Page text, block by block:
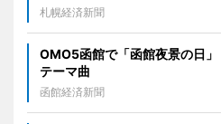
札幌経済新聞
OMO5函館で「函館夜景の日
テーマ曲
函館経済新聞